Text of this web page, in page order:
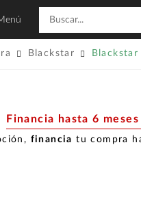
Blackstar
Financia hasta 6
financia tu compra